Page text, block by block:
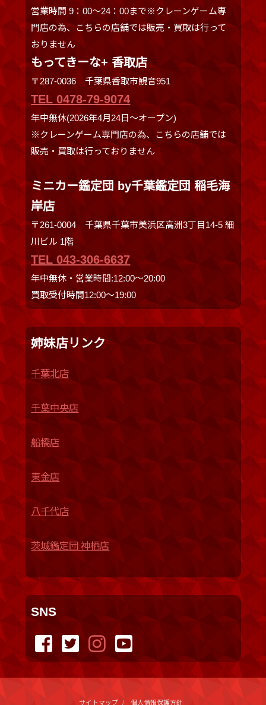
営業時間 9：00～24：00まで※クレーンゲーム専
門店の為、こちらの店舗では販売・買取は行って
おりません
もってきーな+ 香取店
〒287-0036 千葉県香取市観音951
TEL 0478-79-9074
年中無休(2026年4月24日～オープン)
※クレーンゲーム専門店の為、こちらの店舗では
販売・買取は行っておりません
ミニカー鑑定団 by千葉鑑定団 稲毛海
岸店
〒261-0004 千葉県千葉市美浜区高洲3丁目14-5 細
川ビル 1階
TEL 043-306-6637
年中無休・営業時間:12:00〜20:00
買取受付時間12:00〜19:00
姉妹店リンク
千葉北店
千葉中央店
船橋店
東金店
八千代店
茨城鑑定団 神栖店
SNS
サイトマップ 個人情報保護方針